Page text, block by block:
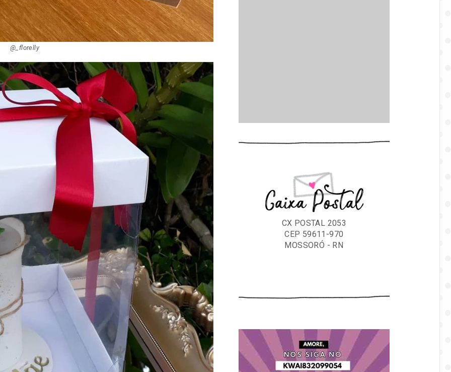
@_florelly
Caixa Postal
CX POSTAL 2053
CEP 59611-970
MOSSORÓ - RN